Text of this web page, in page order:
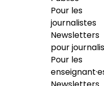
Pour les
journalistes
Newsletters
pour
Pour les